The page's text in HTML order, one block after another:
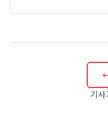
기